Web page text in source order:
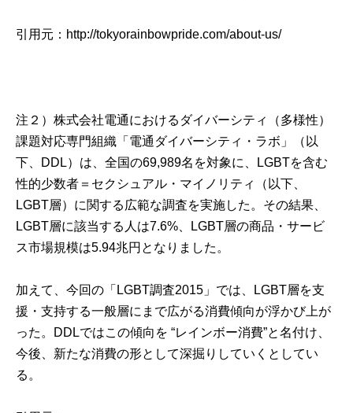
引用元： http://tokyorainbowpride.com/about-us/
注２）株式会社電通におけるダイバーシティ（多様性）
課題対応専門組織「電通ダイバーシティ・ラボ」（以
下、DDL）は、全国の69,989名を対象に、LGBTを含む
性的少数者＝セクシュアル・マイノリティ（以下、
LGBT層）に関する広範な調査を実施した。その結果、
LGBT層に該当する人は7.6%、LGBT層の商品・サービ
ス市場規模は5.94兆円となりました。
加えて、今回の「LGBT調査2015」では、LGBT層を支
援・支持する一般層にまで広がる消費傾向が浮かび上が
った。DDLではこの傾向を “レインボー消費”と名付け、
今後、新たな消費の形として深掘りしていくとしてい
る。